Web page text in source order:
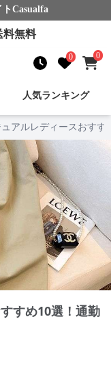
Casualfa
料無料
0 0
人気ランキング
アルレディースおす
すめ10選！通勤